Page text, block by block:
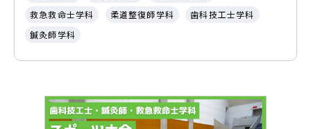
救急救命士学科
柔道整復師学科
歯科技工士学科
鍼灸師学科